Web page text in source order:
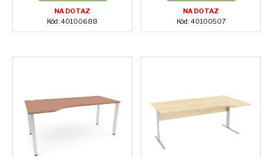
NA DOTAZ
Kód: 40100688
NA DOTAZ
Kód: 40100507